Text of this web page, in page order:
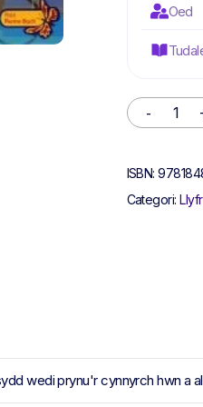
Oed
Alternative:
ISBN:
Categori:
wedi prynu'r cynnyrch hwn a